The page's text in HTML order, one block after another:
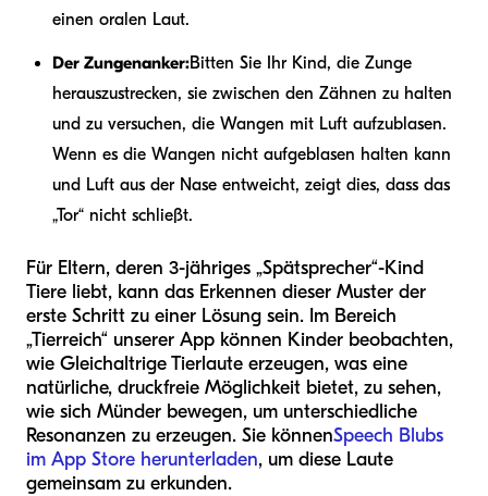
einen oralen Laut.
Der Zungenanker:Bitten Sie Ihr Kind, die Zunge
herauszustrecken, sie zwischen den Zähnen zu halten
und zu versuchen, die Wangen mit Luft aufzublasen.
Wenn es die Wangen nicht aufgeblasen halten kann
und Luft aus der Nase entweicht, zeigt dies, dass das
„Tor“ nicht schließt.
Für Eltern, deren 3-jähriges „Spätsprecher“-Kind
Tiere liebt, kann das Erkennen dieser Muster der
erste Schritt zu einer Lösung sein. Im Bereich
„Tierreich“ unserer App können Kinder beobachten,
wie Gleichaltrige Tierlaute erzeugen, was eine
natürliche, druckfreie Möglichkeit bietet, zu sehen,
wie sich Münder bewegen, um unterschiedliche
Resonanzen zu erzeugen. Sie könnenSpeech Blubs
im App Store herunterladen, um diese Laute
gemeinsam zu erkunden.